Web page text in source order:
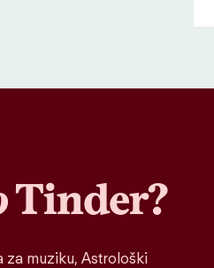
Tinder?
za muziku, Astrološki